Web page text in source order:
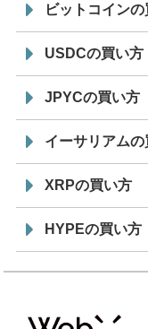
ビットコイン
USDCの買い方
JPYCの買い方
イーサリアムの
XRPの買い方
HYPEの買い方